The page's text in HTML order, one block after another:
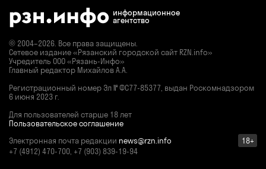
информационное
агентство
© 2004–2026. Все права защищены.
Сетевое издание «Рязанский городской сайт RZN.info»
Учредитель ООО «Рязань-Инфо»
Главный редактор Михайлов А.А.
Регистрационный номер Эл № ФС77-85377, выдан Роскомнадзором
6 июня 2023 г.
Для пользователей старше 18 лет
Пользовательское соглашение
Электронная почта редакции news@rzn.info
18+
+7 (4912) 470-700, +7 (903) 839-19-94